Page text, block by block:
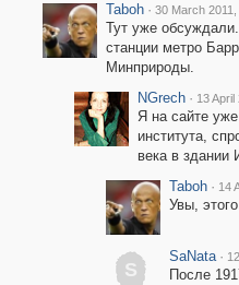
Taboh · 30 March
Тут уже
станции метро
Минприроды.
NGrech · 13 April
Я на сайте
института,
века в здании
Taboh · 14
Увы,
S
SaNata ·
После